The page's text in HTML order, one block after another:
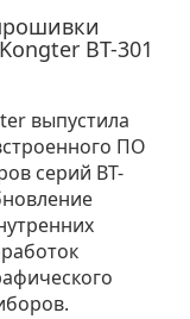
BT-301
выпустила
ПО
серий BT-